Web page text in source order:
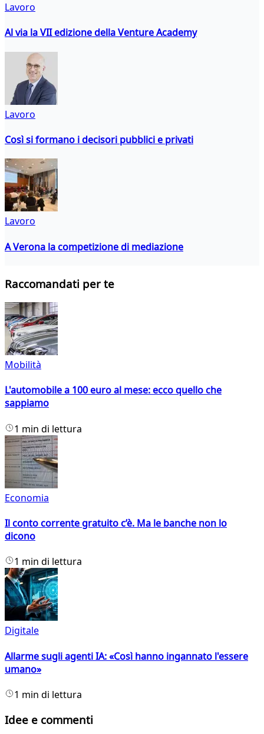
Lavoro
Al via la VII edizione della Venture Academy
Lavoro
Così si formano i decisori pubblici e privati
Lavoro
A Verona la competizione di mediazione
Raccomandati per te
Mobilità
L'automobile a 100 euro al mese: ecco quello che
sappiamo
1 min di lettura
Economia
Il conto corrente gratuito c’è. Ma le banche non lo
dicono
1 min di lettura
Digitale
Allarme sugli agenti IA: «Così hanno ingannato l'essere
umano»
1 min di lettura
Idee e commenti